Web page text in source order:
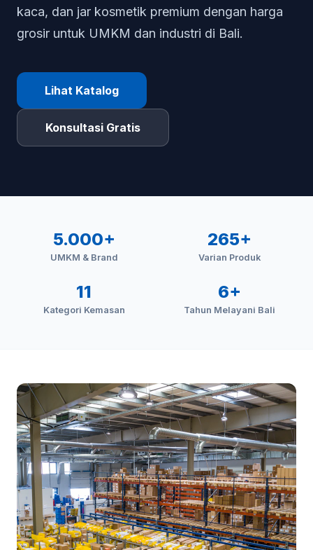
kaca, dan jar kosmetik premium dengan harga
grosir untuk UMKM dan industri di Bali.
Lihat Katalog
Konsultasi Gratis
5.000+
UMKM & Brand
265+
Varian Produk
11
Kategori Kemasan
6+
Tahun Melayani Bali